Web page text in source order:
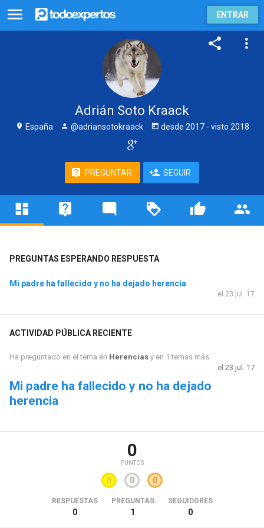
ENTRAR
Adrián Soto Kraack
España @adriansotokraack desde 2017- visto 2018
PREGUNTAR SEGUIR
PREGUNTAS ESPERANDO RESPUESTA
Mi padre ha fallecido y no ha dejado herencia
el 23 jul. 17
ACTIVIDAD PÚBLICA RECIENTE
Ha preguntado en el tema en Herenciasy en 1 temas más
el 23 jul. 17
Mi padre ha fallecido y no ha dejado
herencia
0
PUNTOS
0 0 0
RESPUESTAS
0
PREGUNTAS
1
SEGUIDORES
0